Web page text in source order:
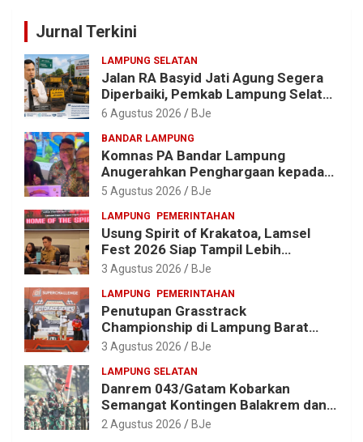
Jurnal Terkini
LAMPUNG SELATAN
Jalan RA Basyid Jati Agung Segera
Diperbaiki, Pemkab Lampung Selatan
Alokasikan Rp1,13 Miliar
6 Agustus 2026 BJe
BANDAR LAMPUNG
Komnas PA Bandar Lampung
Anugerahkan Penghargaan kepada
Kombes Pol. Alfret Jacob Tilukay
5 Agustus 2026 BJe
LAMPUNG PEMERINTAHAN
Usung Spirit of Krakatoa, Lamsel
Fest 2026 Siap Tampil Lebih
Spektakuler dengan Empat Event
3 Agustus 2026 BJe
LAMPUNG PEMERINTAHAN
Penutupan Grasstrack
Championship di Lampung Barat
Meriah, Dihadiri Ribuan Penonton; Ini
3 Agustus 2026 BJe
LAMPUNG SELATAN
Danrem 043/Gatam Kobarkan
Semangat Kontingen Balakrem dan
Yonif 143/TWEJ di Pembukaan
2 Agustus 2026 BJe